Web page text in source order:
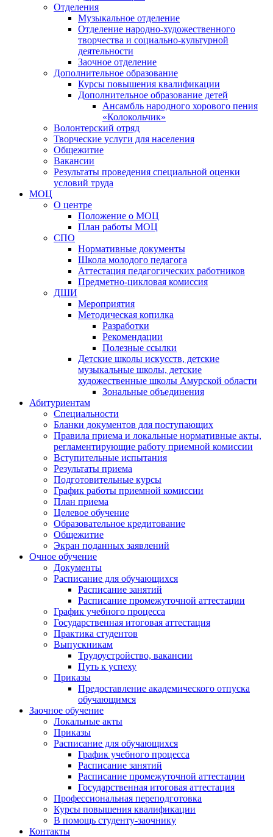
Отделения
Музыкальное отделение
Отделение народно-художественного
творчества и социально-культурной
деятельности
Заочное отделение
Дополнительное образование
Курсы повышения квалификации
Дополнительное образование детей
Ансамбль народного хорового пения
«Колокольчик»
Волонтерский отряд
Творческие услуги для населения
Общежитие
Вакансии
Результаты проведения специальной оценки
условий труда
МОЦ
О центре
Положение о МОЦ
План работы МОЦ
СПО
Нормативные документы
Школа молодого педагога
Аттестация педагогических работников
Предметно-цикловая комиссия
ДШИ
Мероприятия
Методическая копилка
Разработки
Рекомендации
Полезные ссылки
Детские школы искусств, детские
музыкальные школы, детские
художественные школы Амурской области
Зональные объединения
Абитуриентам
Специальности
Бланки документов для поступающих
Правила приема и локальные нормативные акты,
регламентирующие работу приемной комиссии
Вступительные испытания
Результаты приема
Подготовительные курсы
График работы приемной комиссии
План приема
Целевое обучение
Образовательное кредитование
Общежитие
Экран поданных заявлений
Очное обучение
Документы
Расписание для обучающихся
Расписание занятий
Расписание промежуточной аттестации
График учебного процесса
Государственная итоговая аттестация
Практика студентов
Выпускникам
Трудоустройство, вакансии
Путь к успеху
Приказы
Предоставление академического отпуска
обучающимся
Заочное обучение
Локальные акты
Приказы
Расписание для обучающихся
График учебного процесса
Расписание занятий
Расписание промежуточной аттестации
Государственная итоговая аттестация
Профессиональная переподготовка
Курсы повышения квалификации
В помощь студенту-заочнику
Контакты